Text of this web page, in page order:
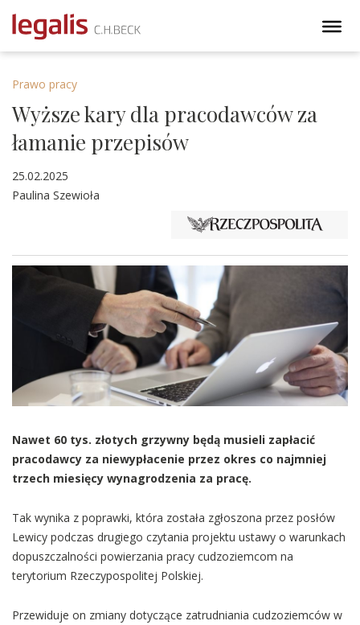
Prawo pracy
Wyższe kary dla pracodawców za
łamanie przepisów
25.02.2025
Paulina Szewioła
Nawet 60 tys. złotych grzywny będą musieli zapłacić
pracodawcy za niewypłacenie przez okres co najmniej
trzech miesięcy wynagrodzenia za pracę.
Tak wynika z poprawki, która została zgłoszona przez posłów
Lewicy podczas drugiego czytania projektu ustawy o warunkach
dopuszczalności powierzania pracy cudzoziemcom na
terytorium Rzeczypospolitej Polskiej.
Przewiduje on zmiany dotyczące zatrudniania cudzoziemców w